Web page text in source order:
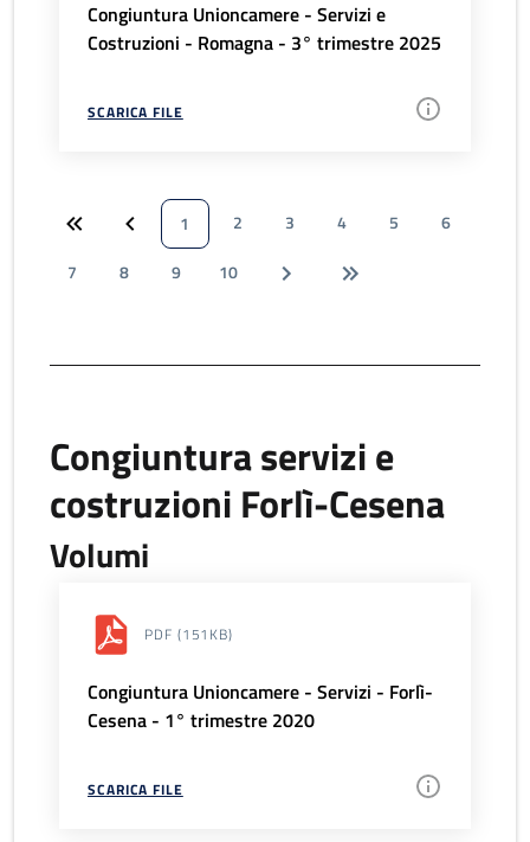
Congiuntura Unioncamere - Servizi e
Costruzioni - Romagna - 3° trimestre 2025
SCARICA FILE
1 2 3 4 5
6
7
8 9 10
Congiuntura servizi e
costruzioni Forlì-Cesena
Volumi
PDF (151KB)
Congiuntura Unioncamere - Servizi - Forlì-
Cesena - 1° trimestre 2020
SCARICA FILE